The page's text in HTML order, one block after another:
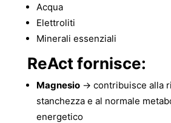
Acqua
Elettroliti
Minerali essenziali
ReAct fornisce:
Magnesio→ contribuisce alla
stanchezza e al normale
energetico